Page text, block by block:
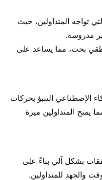
تواجه المتداولين، حيث
مدروسة.
بحت، مما يساعد على
الإصطناعي التنبؤ بحركات
يمنح المتداولين ميزة
بشكل آلي بناءً على
والجهد للمتداولين.